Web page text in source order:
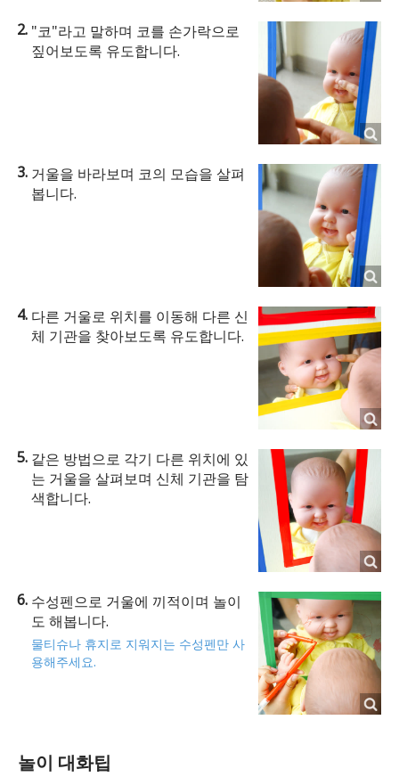
"코"라고 말하며 코를 손가락으로
짚어보도록 유도합니다.
거울을 바라보며 코의 모습을 살펴
봅니다.
다른 거울로 위치를 이동해 다른 신
체 기관을 찾아보도록 유도합니다.
같은 방법으로 각기 다른 위치에 있
는 거울을 살펴보며 신체 기관을 탐
색합니다.
수성펜으로 거울에 끼적이며 놀이
도 해봅니다.
물티슈나 휴지로 지워지는 수성펜만 사
용해주세요.
놀이 대화팁